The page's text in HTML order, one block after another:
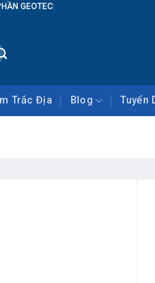
Trắc Địa Blog Tuyển